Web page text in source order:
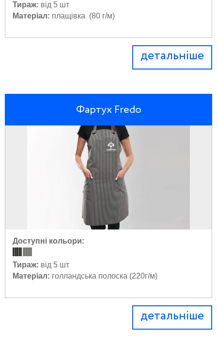
Тираж: від 5 шт
Матеріал: плащівка (80 г/м)
детальніше
Фартух Fredo
Доступні кольори:
Тираж: від 5 шт
Матеріал: голландська полоска (220г/м)
детальніше